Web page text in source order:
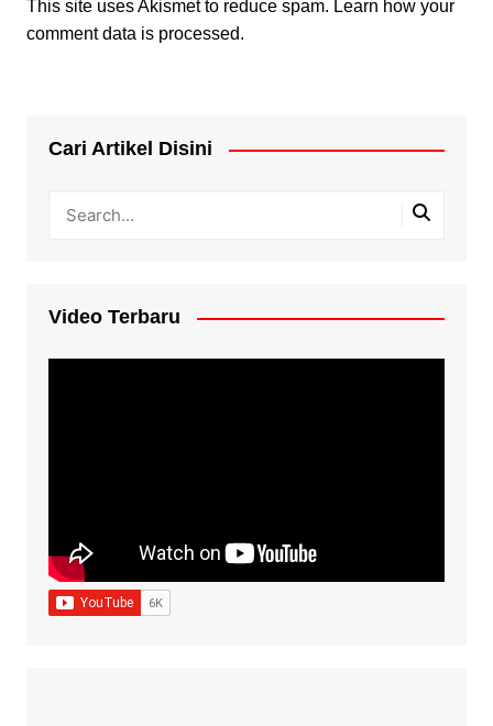
This site uses Akismet to reduce spam. Learn how your
comment data is processed.
Cari Artikel Disini
Video Terbaru